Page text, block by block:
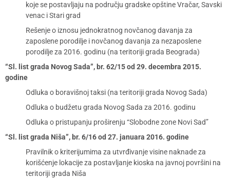
koje se postavljaju na području gradske opštine Vračar, Savski
venac i Stari grad
Rešenje o iznosu jednokratnog novčanog davanja za
zaposlene porodilje i novčanog davanja za nezaposlene
porodilje za 2016. godinu (na teritoriji grada Beograda)
“Sl. list grada Novog Sada”, br. 62/15 od 29. decembra 2015.
godine
Odluka o boravišnoj taksi (na teritoriji grada Novog Sada)
Odluka o budžetu grada Novog Sada za 2016. godinu
Odluka o pristupanju proširenju “Slobodne zone Novi Sad”
“Sl. list grada Niša”, br. 6/16 od 27. januara 2016. godine
Pravilnik o kriterijumima za utvrđivanje visine naknade za
korišćenje lokacije za postavljanje kioska na javnoj površini na
teritoriji grada Niša